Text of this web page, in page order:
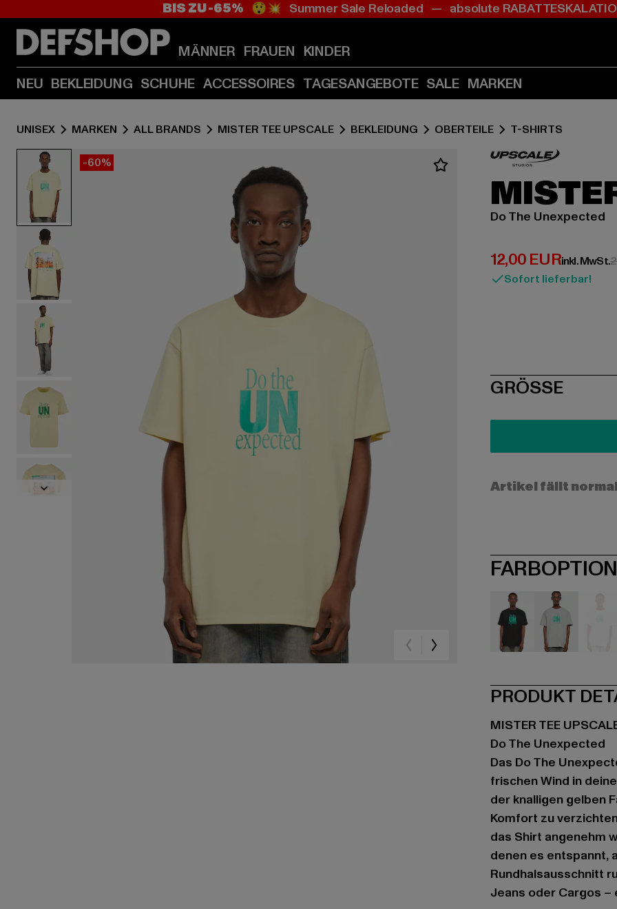
Zum
(Enter
drücken)
Zum
(Enter
drücken)
BIS ZU -65% 😲💥 Summer Sale Reloaded — absolute
MÄNNER FRAUEN KINDER
NEU BEKLEIDUNG SCHUHE ACCESSOIRES TAGESANGEBOTE SALE MARKEN
UNISEX MARKEN ALL BRANDS MISTER TEE UPSCALE BEKLEIDUNG OBERTEILE T-SHIRTS
-60%
Do The Unexpected
12,00 EUR
Derzeitiger Preis:
inkl. MwSt.
Sofort lieferbar!
SIZE
GRÖSSE
Artikel fällt
PRODUKT
MISTER TEE
Do The Unexpected
Das Do The
frischen Wind in
der knalligen gelben
Komfort zu
das Shirt angenehm
denen es entspannt,
Rundhalsausschnitt
Jeans oder Cargos –